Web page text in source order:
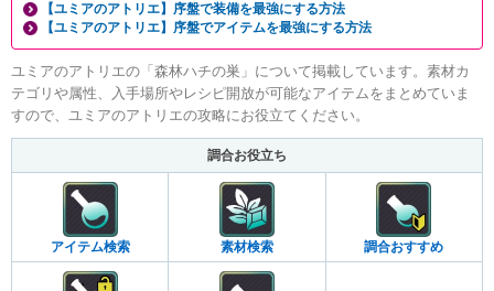
【ユミアのアトリエ】序盤で装備を最強にする方法
【ユミアのアトリエ】序盤でアイテムを最強にする方法
ユミアのアトリエの「森林ハチの巣」について掲載しています。素材カ
テゴリや属性、入手場所やレシピ開放が可能なアイテムをまとめていま
すので、ユミアのアトリエの攻略にお役立てください。
調合お役立ち
アイテム検索 素材検索 調合おすすめ